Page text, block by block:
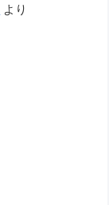
より